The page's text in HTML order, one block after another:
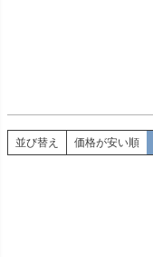
並び替え 価格が安い順